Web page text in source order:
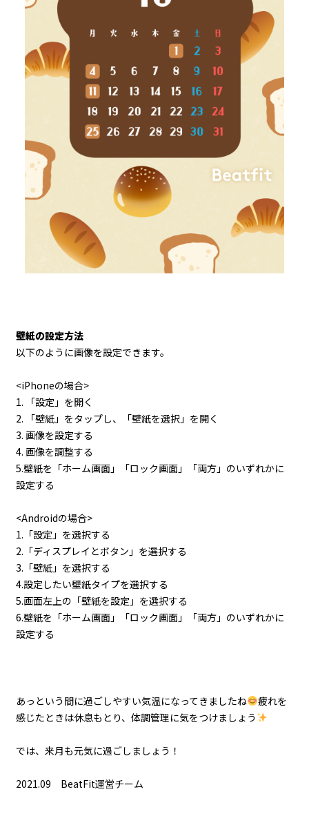
壁紙の設定方法
以下のように画像を設定できます。
<iPhoneの場合>
1. 「設定」を開く
2. 「壁紙」をタップし、「壁紙を選択」を開く
3. 画像を設定する
4. 画像を調整する
5.壁紙を「ホーム画面」「ロック画面」「両方」のいずれかに
設定する
<Androidの場合>
1.「設定」を選択する
2.「ディスプレイとボタン」を選択する
3.「壁紙」を選択する
4.設定したい壁紙タイプを選択する
5.画面左上の「壁紙を設定」を選択する
6.壁紙を「ホーム画面」「ロック画面」「両方」のいずれかに
設定する
あっという間に過ごしやすい気温になってきましたね
疲れを
感じたときは休息もとり、体調管理に気をつけましょう
では、来月も元気に過ごしましょう！
2021.09 BeatFit運営チーム